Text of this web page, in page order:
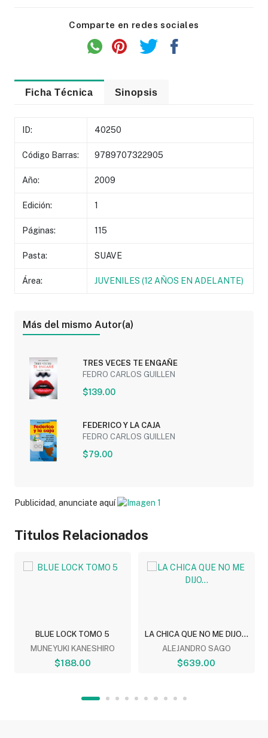
Comparte en redes sociales
Ficha Técnica Sinopsis
ID: 40250
Código Barras: 9789707322905
Año: 2009
Edición: 1
Páginas: 115
Pasta: SUAVE
Área: JUVENILES (12 AÑOS EN ADELANTE)
Más del mismo Autor(a)
TRES VECES TE ENGAÑE
FEDRO CARLOS GUILLEN
$139.00
FEDERICO Y LA CAJA
FEDRO CARLOS GUILLEN
$79.00
Publicidad, anunciate aquí
Titulos Relacionados
BLUE LOCK TOMO 5
MUNEYUKI KANESHIRO
$188.00
LA CHICA QUE NO ME DIJO...
ALEJANDRO SAGO
$639.00